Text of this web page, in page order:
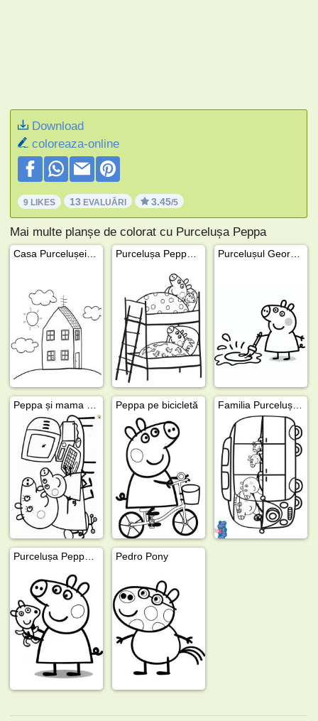
Download
coloreaza-online
9 LIKES 13 EVALUĂRI 3.45/5
Mai multe planșe de colorat cu Purcelușa Peppa
Peppa pe bicicletă
Pedro Pony